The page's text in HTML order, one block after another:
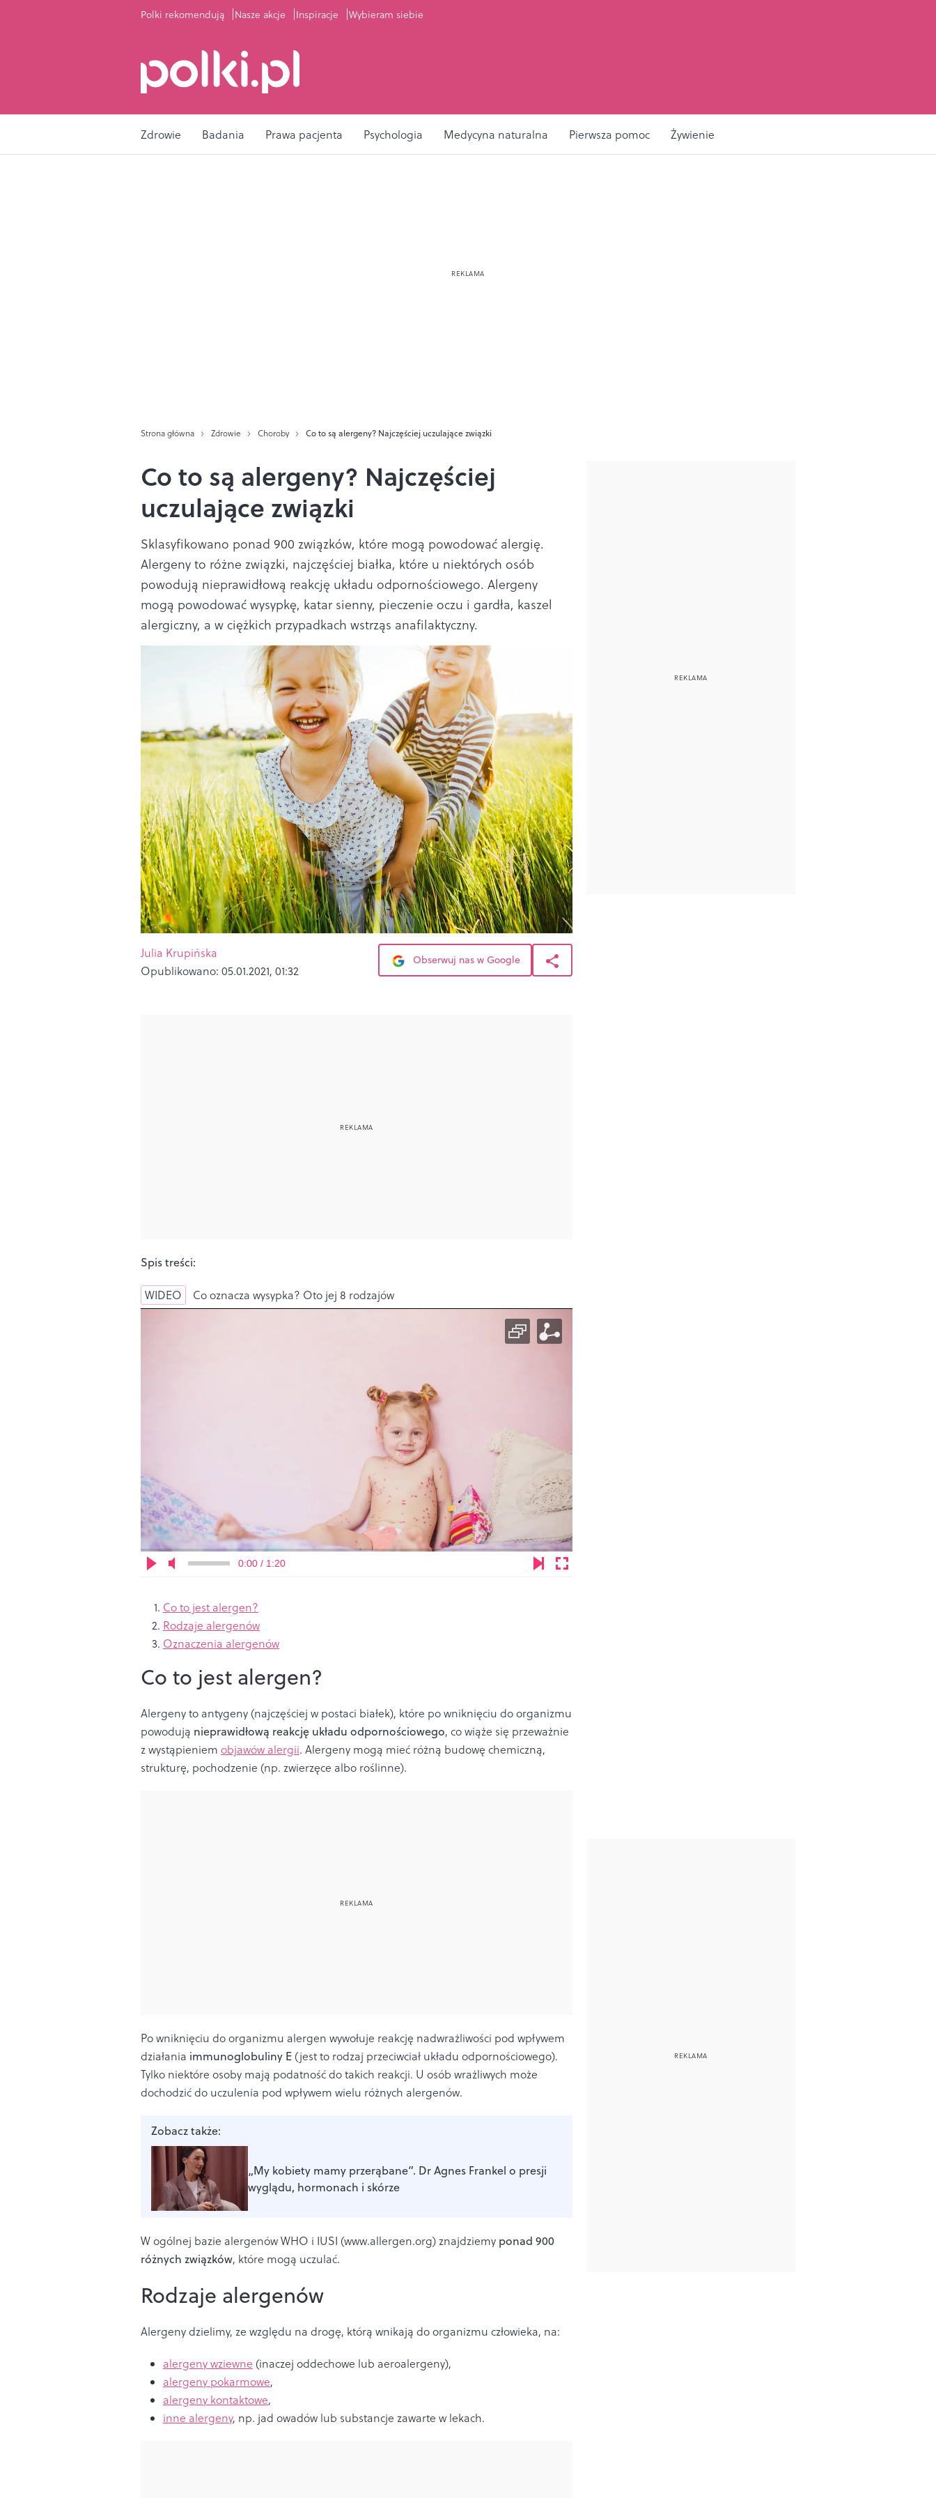
Polki rekomendują Nasze akcje Inspiracje Wybieram siebie
Zdrowie Badania Prawa pacjenta Psychologia Medycyna naturalna Pierwsza pomoc Żywienie
Strona główna Zdrowie Choroby Co to są alergeny? Najczęściej uczulające związki
Co to są alergeny? Najczęściej
uczulające związki
Sklasyfikowano ponad 900 związków, które mogą powodować alergię.
Alergeny to różne związki, najczęściej białka, które u niektórych osób
powodują nieprawidłową reakcję układu odpornościowego. Alergeny
mogą powodować wysypkę, katar sienny, pieczenie oczu i gardła, kaszel
alergiczny, a w ciężkich przypadkach wstrząs anafilaktyczny.
Julia Krupińska
Opublikowano: 05.01.2021, 01:32
Obserwuj nas w Google
Spis treści:
WIDEO Co oznacza wysypka? Oto jej 8 rodzajów
0:00 / 1:20
Co to jest alergen?
Rodzaje alergenów
Oznaczenia alergenów
Co to jest alergen?
Alergeny to antygeny (najczęściej w postaci białek), które po wniknięciu do organizmu
powodują nieprawidłową reakcję układu odpornościowego, co wiąże się przeważnie
z wystąpieniem objawów alergii. Alergeny mogą mieć różną budowę chemiczną,
strukturę, pochodzenie (np. zwierzęce albo roślinne).
Po wniknięciu do organizmu alergen wywołuje reakcję nadwrażliwości pod wpływem
działania immunoglobuliny E (jest to rodzaj przeciwciał układu odpornościowego).
Tylko niektóre osoby mają podatność do takich reakcji. U osób wrażliwych może
dochodzić do uczulenia pod wpływem wielu różnych alergenów.
Zobacz także:
„My kobiety mamy przerąbane”. Dr Agnes Frankel o presji
wyglądu, hormonach i skórze
W ogólnej bazie alergenów WHO i IUSI (www.allergen.org) znajdziemy ponad 900
różnych związków, które mogą uczulać.
Rodzaje alergenów
Alergeny dzielimy, ze względu na drogę, którą wnikają do organizmu człowieka, na:
alergeny wziewne (inaczej oddechowe lub aeroalergeny),
alergeny pokarmowe,
alergeny kontaktowe,
inne alergeny, np. jad owadów lub substancje zawarte w lekach.